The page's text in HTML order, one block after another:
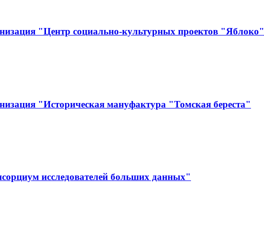
"Центр социально-культурных проектов "Яблоко"
"Историческая мануфактура "Томская береста"
исследователей больших данных"